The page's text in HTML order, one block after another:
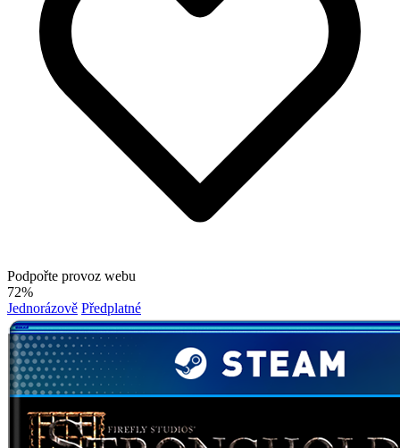
Podpořte provoz webu
72%
Jednorázově Předplatné